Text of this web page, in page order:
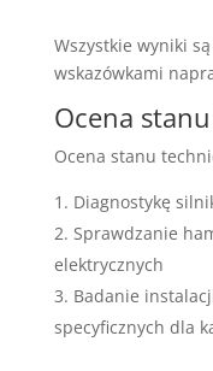
Wszystkie wyniki
wskazówkami
Ocena
Ocena stanu
Diagnostykę
Sprawdzanie
elektrycznych
Badanie
specyficznych dla